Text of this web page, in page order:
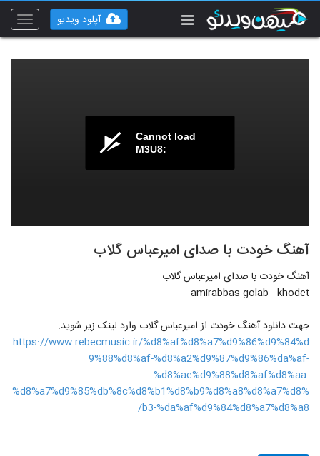
Toggle
آپلود ویدیو
Cannot load
M3U8:
آهنگ خودت با صدای امیرعباس گلاب
آهنگ خودت با صدای امیرعباس گلاب
amirabbas golab - khodet
جهت دانلود آهنگ خودت از امیرعباس گلاب وارد لینک زیر شوید:
https://www.rebecmusic.ir/%d8%af%d8%a7%d9%86%d9%84%d
9%88%d8%af-%d8%a2%d9%87%d9%86%da%af-
%d8%ae%d9%88%d8%af%d8%aa-
%d8%a7%d9%85%db%8c%d8%b1%d8%b9%d8%a8%d8%a7%d8%
b3-%da%af%d9%84%d8%a7%d8%a8/